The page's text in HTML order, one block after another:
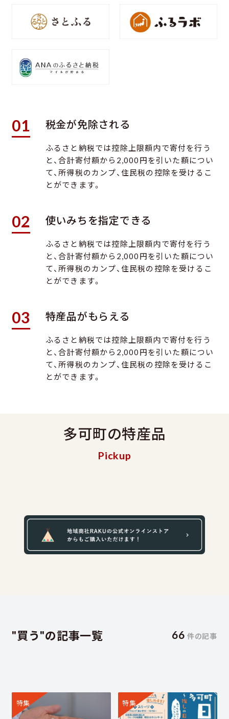
01 税金が免除される
ふるさと納税では控除上限額内で寄付を行う
と、合計寄付額から2,000円を引いた額につい
て、所得税のカンプ、住民税の控除を受けるこ
とができます。
02 使いみちを指定できる
ふるさと納税では控除上限額内で寄付を行う
と、合計寄付額から2,000円を引いた額につい
て、所得税のカンプ、住民税の控除を受けるこ
とができます。
03 特産品がもらえる
ふるさと納税では控除上限額内で寄付を行う
と、合計寄付額から2,000円を引いた額につい
て、所得税のカンプ、住民税の控除を受けるこ
とができます。
多可町の特産品
Pickup
"買う"の記事一覧 66 件の記事
特集 特集